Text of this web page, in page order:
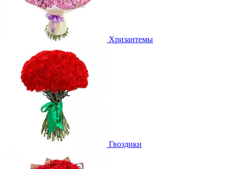
Хризантемы
Гвоздики